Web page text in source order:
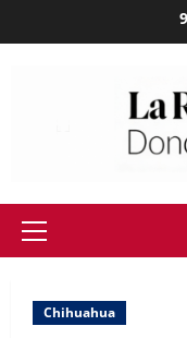
to
Primary
Chihuahua